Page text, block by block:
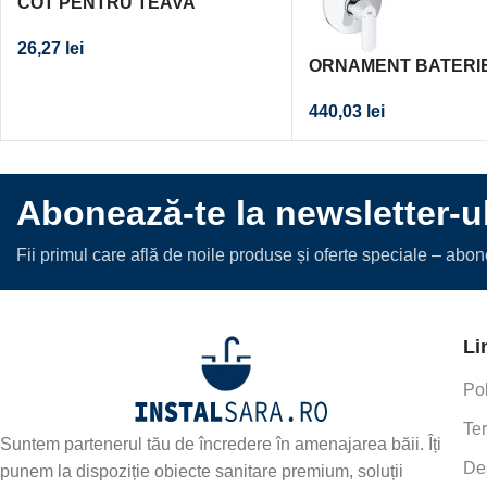
CAL. I
26,27 lei
ORNAMENT
COSMOPOLITAN
440,03 lei
Abonează-te la newsletter-
Fii primul care află de noile produse și oferte speciale –
Suntem partenerul tău de încredere în amenajarea băii. Îți
punem la dispoziție obiecte sanitare premium, soluții